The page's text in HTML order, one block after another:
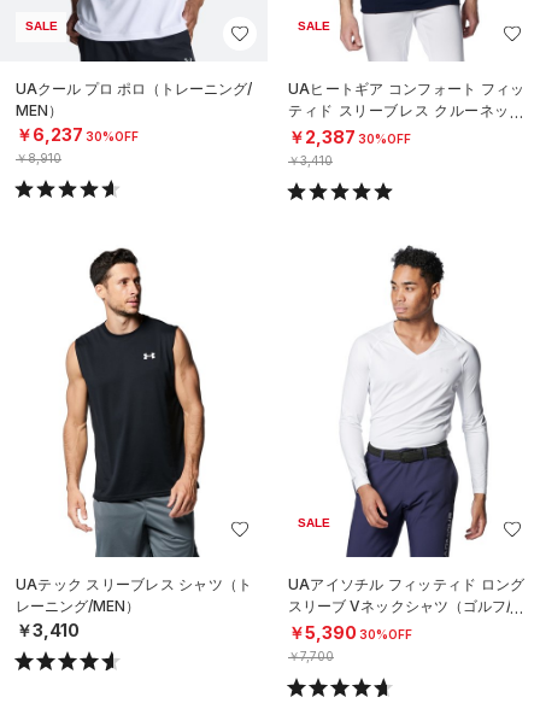
SALE
UAクール プロ ポロ（トレーニング/
MEN）
￥6,237 30%OFF
￥8,910
SALE
UAヒートギア コンフォート フィッ
ティド スリーブレス クルーネック
シャツ（ベースボール/MEN）
￥2,387 30%OFF
￥3,410
UAテック スリーブレス シャツ（ト
レーニング/MEN）
￥3,410
SALE
UAアイソチル フィッティド ロング
スリーブ Vネックシャツ（ゴルフ/M
EN）
￥5,390 30%OFF
￥7,700